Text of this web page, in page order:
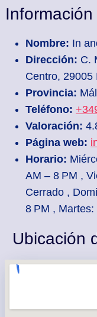
Nombre: In
Dirección: C.
Centro, 29005
Provincia:
Teléfono:
Valoración:
Página web:
Horario:
AM – 8 PM ,
Cerrado ,
8 PM ,
Ubicación